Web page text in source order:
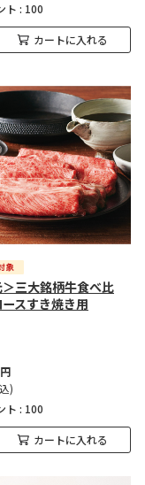
ト : 100
カートに入れる
三大銘柄牛食べ比
スすき焼き用
円
)
ト : 100
カートに入れる